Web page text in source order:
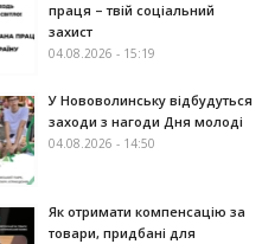
праця – твій соціальний
захист
04.08.2026 - 15:19
У Нововолинську відбудуться
заходи з нагоди Дня молоді
04.08.2026 - 14:50
Як отримати компенсацію за
товари, придбані для